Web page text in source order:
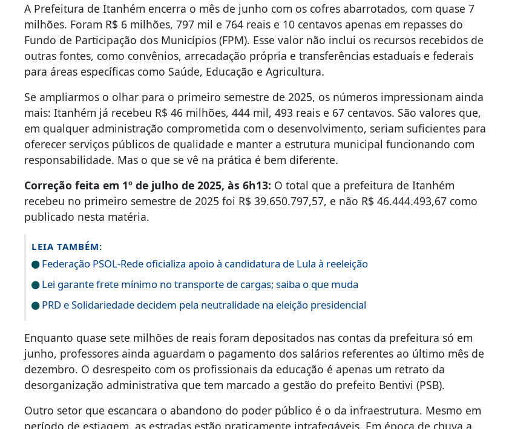
A Prefeitura de Itanhém encerra o mês de junho com os cofres abarrotados, com quase 7
milhões. Foram R$ 6 milhões, 797 mil e 764 reais e 10 centavos apenas em repasses do
Fundo de Participação dos Municípios (FPM). Esse valor não inclui os recursos recebidos de
outras fontes, como convênios, arrecadação própria e transferências estaduais e federais
para áreas específicas como Saúde, Educação e Agricultura.
Se ampliarmos o olhar para o primeiro semestre de 2025, os números impressionam ainda
mais: Itanhém já recebeu R$ 46 milhões, 444 mil, 493 reais e 67 centavos. São valores que,
em qualquer administração comprometida com o desenvolvimento, seriam suficientes para
oferecer serviços públicos de qualidade e manter a estrutura municipal funcionando com
responsabilidade. Mas o que se vê na prática é bem diferente.
Correção feita em 1º de julho de 2025, às 6h13: O total que a prefeitura de Itanhém
recebeu no primeiro semestre de 2025 foi R$ 39.650.797,57, e não R$ 46.444.493,67 como
publicado nesta matéria.
LEIA TAMBÉM:
Federação PSOL-Rede oficializa apoio à candidatura de Lula à reeleição
Lei garante frete mínimo no transporte de cargas; saiba o que muda
PRD e Solidariedade decidem pela neutralidade na eleição presidencial
Enquanto quase sete milhões de reais foram depositados nas contas da prefeitura só em
junho, professores ainda aguardam o pagamento dos salários referentes ao último mês de
dezembro. O desrespeito com os profissionais da educação é apenas um retrato da
desorganização administrativa que tem marcado a gestão do prefeito Bentivi (PSB).
Outro setor que escancara o abandono do poder público é o da infraestrutura. Mesmo em